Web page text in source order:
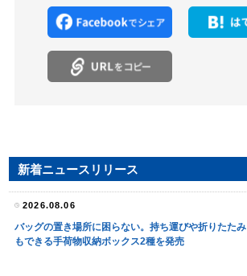
新着ニュースリリース
2026.08.06
バッグの置き場所に困らない。持ち運びや折りたたみ
もできる手荷物収納ボックス2種を発売